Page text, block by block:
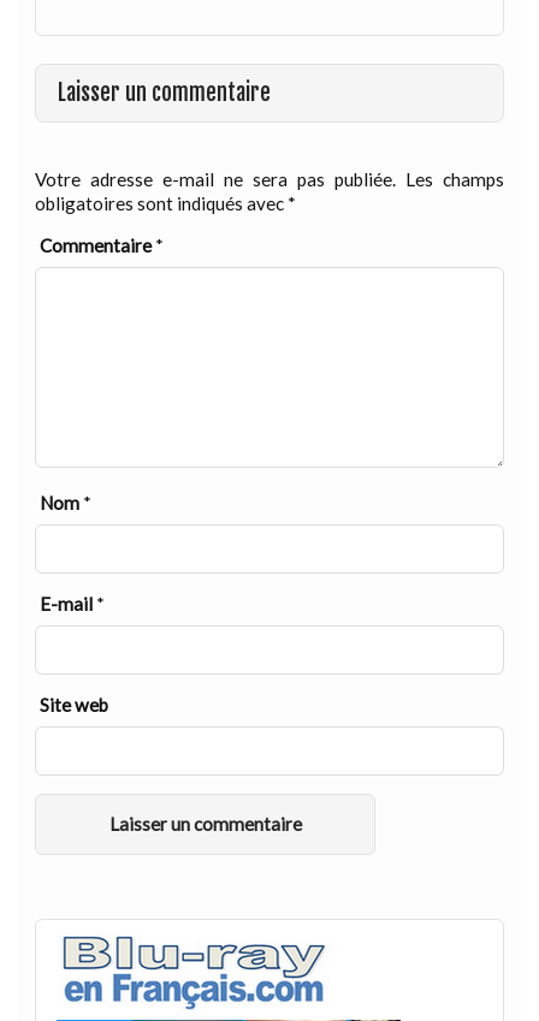
Laisser un commentaire
Votre adresse e-mail ne sera pas publiée. Les champs
obligatoires sont indiqués avec *
Commentaire*
Nom *
E-mail *
Site web